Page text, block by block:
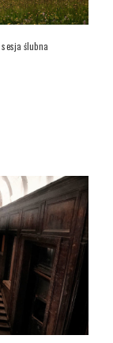
sesja ślubna